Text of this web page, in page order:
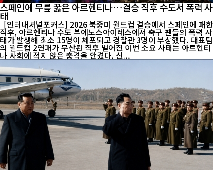
스페인에 무릎 꿇은 아르헨티나…결승 직후 수도서 폭력 사
태
[인터내셔널포커스] 2026 북중미 월드컵 결승에서 스페인에 패한
직후, 아르헨티나 수도 부에노스아이레스에서 축구 팬들의 폭력 사
태가 발생해 최소 15명이 체포되고 경찰관 3명이 부상했다. 대표팀
의 월드컵 2연패가 무산된 직후 벌어진 이번 소요 사태는 아르헨티
나 사회에 적지 않은 충격을 안겼다. 신...